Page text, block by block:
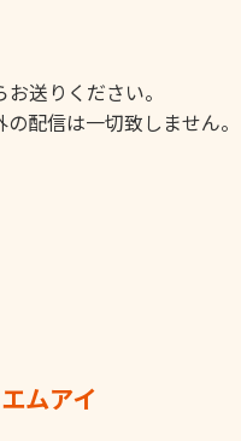
送りください。
配信は一切致しません。
ムアイ